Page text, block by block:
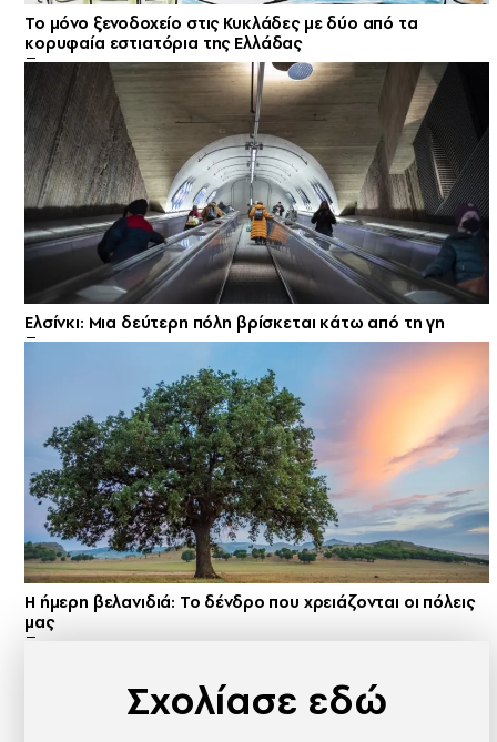
Το μόνο ξενοδοχείο στις Κυκλάδες με δύο από τα
κορυφαία εστιατόρια της Ελλάδας
Ελσίνκι: Mια δεύτερη πόλη βρίσκεται κάτω από τη γη
Η ήμερη βελανιδιά: Το δένδρο που χρειάζονται οι πόλεις
μας
Σχολίασε εδώ